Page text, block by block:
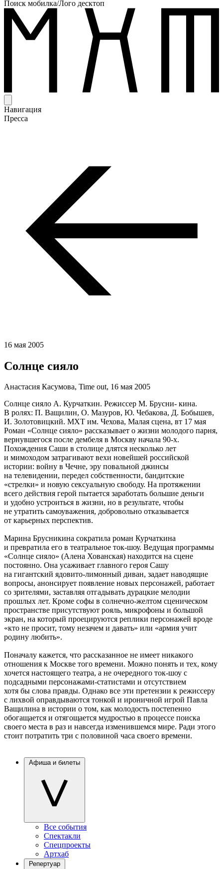
Поиск мобилка/Лого десктоп
Навигация
Пресса
16 мая 2005
Солнце сияло
Анастасия Касумова, Time out, 16 мая 2005
Солнце сияло А. Курчаткин. Режиссер М. Брусни- кина.
В ролях: П. Ващилин, О. Мазуров, Ю. Чебакова, Д. Бобышев,
И. Золотовицкий. МХТ им. Чехова, Малая сцена, вт 17 мая
Роман «Солнце сияло» рассказывает о жизни молодого парня,
вернувшегося после дембеля в Москву начала 90-х.
Похождения Саши в столице длятся несколько лет
и мимоходом затрагивают вехи новейшей российской
истории: войну в Чечне, эру повальной джинсы
на телевидении, передел собственности, бандитские
«стрелки» и новую сексуальную свободу. На протяжении
всего действия герой пытается заработать большие деньги
и удобно устроиться в жизни, но в результате, чтобы
не утратить самоуважения, добровольно отказывается
от карьерных перспектив.
Марина Брусникина сократила роман Курчаткина
и превратила его в театральное ток-шоу. Ведущая программы
«Солнце сияло» (Алена Хованская) находится на сцене
постоянно. Она усаживает главного героя Сашу
на гигантский ядовито-лимонный диван, задает наводящие
вопросы, анонсирует появление новых персонажей, работает
со зрителями, заставляя отгадывать дурацкие мелодии
прошлых лет. Кроме софы в солнечно-желтом сценическом
пространстве присутствуют рояль, микрофоны и большой
экран, на который проецируются реплики персонажей вроде
«кто не просит, тому незачем и давать» или «армия учит
родину любить».
Поначалу кажется, что рассказанное не имеет никакого
отношения к Москве того времени. Можно понять и тех, кому
хочется настоящего театра, а не очередного ток-шоу с
подсадными персонажами-статистами и отсутствием
хотя бы слова правды. Однако все эти претензии к режиссеру
с лихвой оправдываются тонкой и ироничной игрой Павла
Ващилина в истории о том, как молодость постепенно
обогащается и отягощается мудростью в процессе поиска
своего места в раз и навсегда изменившемся мире. Ради этого
стоит потратить три с половиной часа своего времени.
Афиша и билеты
Все события
Спектакли
Спецпроекты
Артхаб
Репертуар